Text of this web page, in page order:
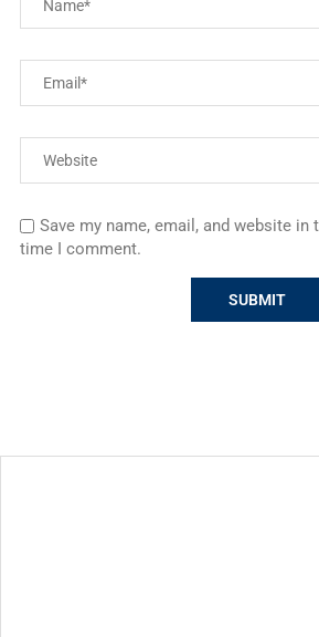
Save my name, email, and website
time I comment.